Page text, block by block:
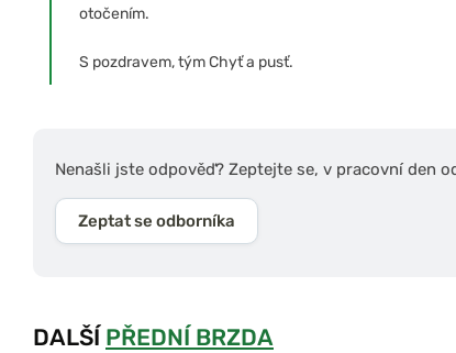
otočením.
S pozdravem, tým Chyť a pusť.
Nenašli jste odpověď? Zeptejte se, v pracovní den
Zeptat se odborníka
DALŠÍ PŘEDNÍ BRZDA